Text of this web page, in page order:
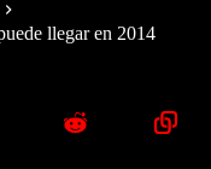
llegar en 2014